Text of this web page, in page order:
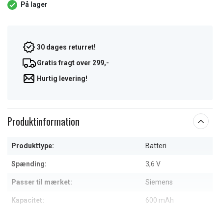
På lager
30 dages returret!
Gratis fragt over 299,-
Hurtig levering!
Produktinformation
Produkttype: Batteri
Spænding: 3,6 V
Passer til mærket: Siemens
Kapacitet: 600 mAh